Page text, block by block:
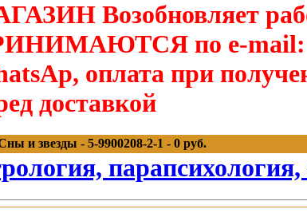
Возобновляет
по e-mail:
оплата при
доставкой
и звезды - 5-9900208-2-1 - 0 руб.